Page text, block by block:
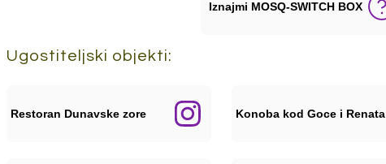
Iznajmi MOSQ-SWITCH BOX
Ugostiteljski objekti:
Restoran Dunavske zore Konoba kod Goce i Renata